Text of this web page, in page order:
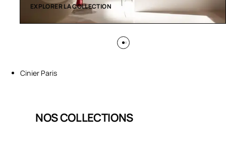
EXPLORER LA COLLECTION
Cinier Paris
NOS COLLECTIONS